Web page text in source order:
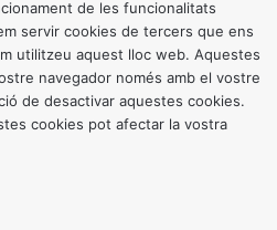
de les funcionalitats
servir cookies de tercers que ens
utilitzeu aquest lloc web. Aquestes
navegador només amb el vostre
de desactivar aquestes cookies.
cookies pot afectar la vostra